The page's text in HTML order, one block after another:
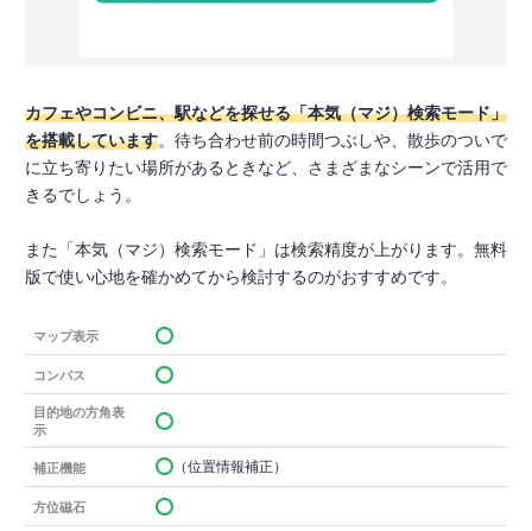
カフェやコンビニ、駅などを探せる「本気（マジ）検索モード」
を搭載しています。待ち合わせ前の時間つぶしや、散歩のついで
に立ち寄りたい場所があるときなど、さまざまなシーンで活用で
きるでしょう。
また「本気（マジ）検索モード」は検索精度が上がります。無料
版で使い心地を確かめてから検討するのがおすすめです。
マップ表示
コンパス
目的地の方角表
示
補正機能 （位置情報補正）
方位磁石